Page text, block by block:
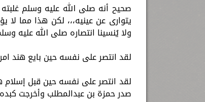
صحيح أنه صلى الله عليه وسلم
يتوارى عن عينيه،،، لكن هذا مما
ولا يُنسينا انتصاره صلى الله عليه
لقد انتصر على نفسه حين بايع هند
لقد انتصر على نفسه حين قبل إسلام
صدر حمزة بن عبدالمطلب وأخرجت